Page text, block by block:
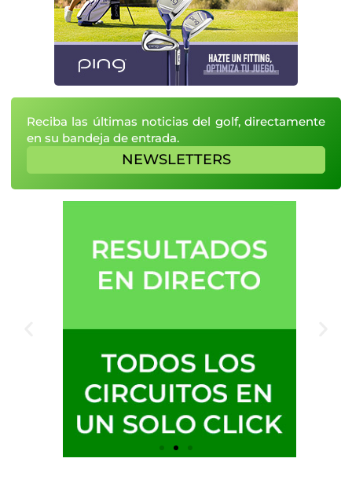
Reciba las últimas noticias del golf, directamente
en su bandeja de entrada.
NEWSLETTERS